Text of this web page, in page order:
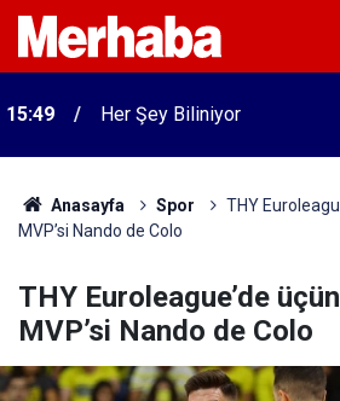
15:49 Her Şey Biliniyor
Anasayfa Spor
THY
MVP’si Nando de Colo
THY Euroleague’de
MVP’si Nando de Colo